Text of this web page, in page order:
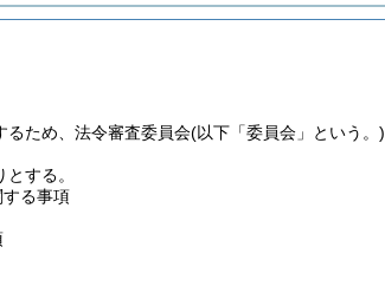
るため、法令審査委員会(以下「委員会」という。)
する。
る事項